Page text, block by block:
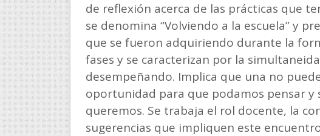
de reflexión acerca de las prácticas que
se denomina “Volviendo a la escuela” y
que se fueron adquiriendo durante la
fases y se caracterizan por la
desempeñando. Implica que una no
oportunidad para que podamos pensar y
queremos. Se trabaja el rol docente, la
sugerencias que impliquen este